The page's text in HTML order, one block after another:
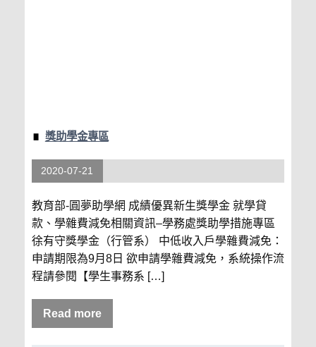
獎助學金專區
2020-07-21
教育部-圓夢助學網 成績優異新生獎學金 就學貸
款、學雜費減免相關資訊–學務處獎助學措施專區
徐有守獎學金（行管系） 中低收入戶學雜費減免：
申請期限為9月8日 欲申請學雜費減免，系統操作流
程請參閱【學生事務系 […]
Read more